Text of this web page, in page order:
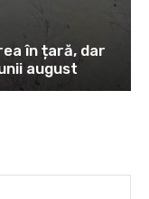
în țară, dar
august